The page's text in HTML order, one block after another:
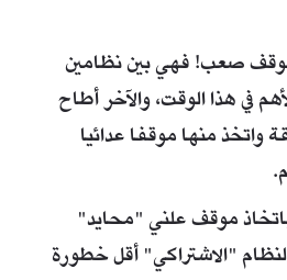
موقف صعب! فهي بين نظامين
في هذا الوقت، والآخر أطاح
واتخذ منها موقفا عدائيا
موقف علني "محايد"
"الاشتراكي" أقل خطورة